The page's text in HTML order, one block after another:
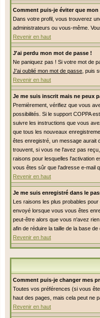
Comment puis-je éviter que
Dans votre profil, vous trouverez
administrateurs ou vous-même.
Revenir en haut
J'ai perdu mon mot de passe !
Ne paniquez pas ! Si votre mot de
J'ai oublié mon mot de passe , puis
Revenir en haut
Je me suis inscrit mais ne peux
Premièrement, vérifiez que vous
possibilités. Si le support COPPA
suivre les instructions que vous
que tous les nouveaux
êtes enregistré, un message aurait
trouvent, si vous ne l'avez pas
raisons pour lesquelles l'activation
vous êtes sûr que l'adresse e-mail
Revenir en haut
Je me suis enregistré dans le
Les raisons les plus probables
envoyé lorsque vous vous êtes
peut-être alors que vous n'avez
afin de réduire la taille de la base
Revenir en haut
Comment puis-je changer mes
Toutes vos préférences (si vous
haut des pages, mais cela peut ne
Revenir en haut